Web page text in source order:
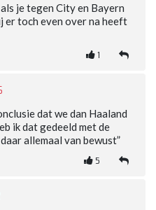
je tegen City en Bayern
er toch even over na heeft
1
dat we dan Haaland
ik dat gedeeld met de
allemaal van bewust”
5